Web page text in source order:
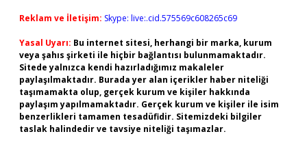
Reklam ve İletişim: Skype: live:.cid.575569c608265c69
Yasal Uyarı: Bu internet sitesi, herhangi bir marka, kurum
veya şahıs şirketi ile hiçbir bağlantısı bulunmamaktadır.
Sitede yalnızca kendi hazırladığımız makaleler
paylaşılmaktadır. Burada yer alan içerikler haber niteliği
taşımamakta olup, gerçek kurum ve kişiler hakkında
paylaşım yapılmamaktadır. Gerçek kurum ve kişiler ile isim
benzerlikleri tamamen tesadüfidir. Sitemizdeki bilgiler
taslak halindedir ve tavsiye niteliği taşımazlar.